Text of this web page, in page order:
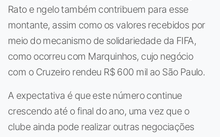
Rato e ngelo também contribuem para esse
montante, assim como os valores recebidos por
meio do mecanismo de solidariedade da FIFA,
como ocorreu com Marquinhos, cujo negócio
com o Cruzeiro rendeu R$ 600 mil ao São Paulo.
A expectativa é que este número continue
crescendo até o final do ano, uma vez que o
clube ainda pode realizar outras negociações